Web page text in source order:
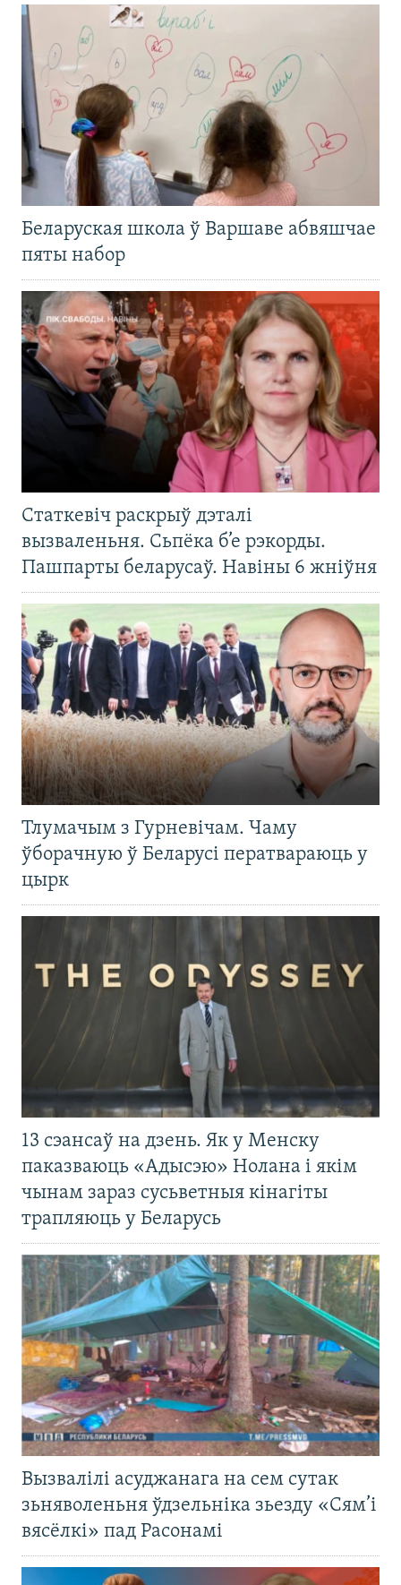
Беларуская школа ў Варшаве абвяшчае
пяты набор
Статкевіч раскрыў дэталі
вызваленьня. Сьпёка б’е рэкорды.
Пашпарты беларусаў. Навіны 6 жніўня
Тлумачым з Гурневічам. Чаму
ўборачную ў Беларусі ператвараюць у
цырк
13 сэансаў на дзень. Як у Менску
паказваюць «Адысэю» Нолана і якім
чынам зараз сусьветныя кінагіты
трапляюць у Беларусь
Вызвалілі асуджанага на сем сутак
зьняволеньня ўдзельніка зьезду «Сям’і
вясёлкі» пад Расонамі